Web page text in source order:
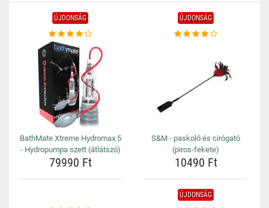
ÚJDONSÁG
BathMate Xtreme Hydromax 5
- Hydropumpa szett (átlátszó)
79990 Ft
ÚJDONSÁG
S&M - paskoló és cirógató
(piros-fekete)
10490 Ft
ÚJDONSÁG